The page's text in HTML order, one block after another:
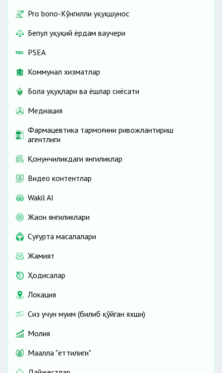
Pro bono-Кўнгилли ҳуқуқшунос
Бепул ҳуқуқий ёрдам ваучери
PSEA
Коммунал хизматлар
Бола ҳуқуқлари ва ёшлар сиёсати
Медиация
Фармацевтика тармоғини ривожлантириш
агентлиги
Қонунчиликдаги янгиликлар
Видео контентлар
Wakil AI
Жаҳон янгиликлари
Cуғурта масалалари
Жамият
Ҳодисалар
Локация
Сиз учун муҳим (билиб қўйган яхши)
Молия
Маҳалла "еттилиги"